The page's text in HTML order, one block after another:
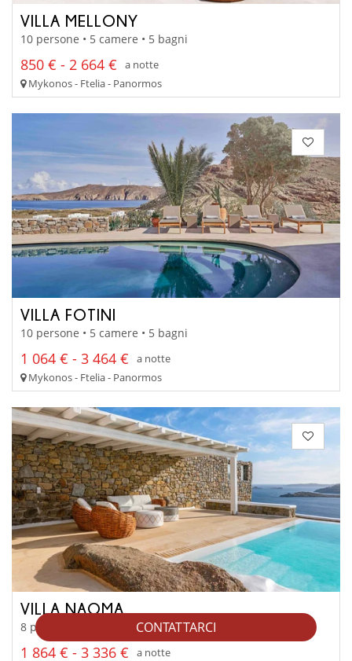
CONTATTARCI
VILLA MELLONY
10 persone • 5 camere • 5 bagni
850 € - 2 664 €
a notte
Mykonos - Ftelia - Panormos
VILLA FOTINI
10 persone • 5 camere • 5 bagni
1 064 € - 3 464 €
a notte
Mykonos - Ftelia - Panormos
VILLA NAOMA
8 persone • 4 camere • 5 bagni
1 864 € - 3 336 € a notte